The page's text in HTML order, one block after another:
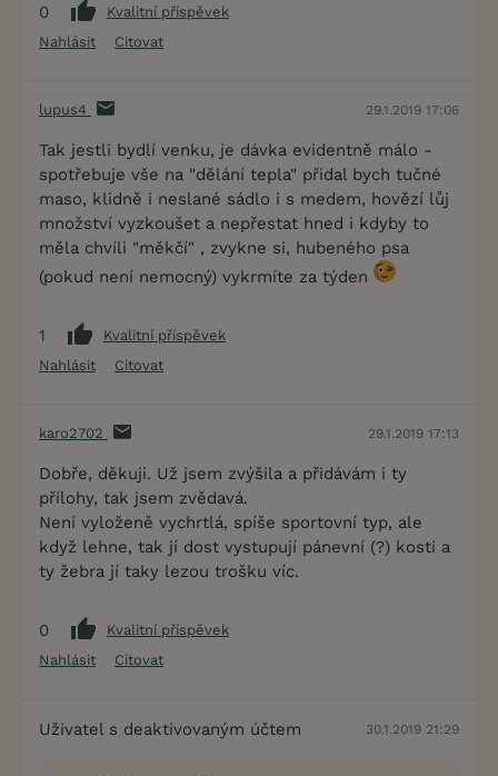
0
Kvalitní příspěvek
Nahlásit
Citovat
lupus4 29.1.2019 17:06
Tak jestli bydlí venku, je dávka evidentně málo -
spotřebuje vše na "dělání tepla" přidal bych tučné
maso, klidně i neslané sádlo i s medem, hovězí lůj
množství vyzkoušet a nepřestat hned i kdyby to
měla chvíli "měkčí" , zvykne si, hubeného psa
(pokud není nemocný) vykrmíte za týden
1
Kvalitní příspěvek
Nahlásit
Citovat
karo2702 29.1.2019 17:13
Dobře, děkuji. Už jsem zvýšila a přidávám i ty
přílohy, tak jsem zvědavá.
Není vyloženě vychrtlá, spíše sportovní typ, ale
když lehne, tak jí dost vystupují pánevní (?) kosti a
ty žebra jí taky lezou trošku víc.
0
Kvalitní příspěvek
Nahlásit
Citovat
Uživatel s deaktivovaným účtem 30.1.2019 21:29